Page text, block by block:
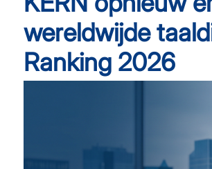
wereldwijde
Ranking 2026